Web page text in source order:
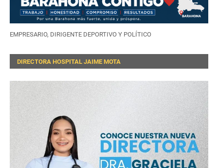
EMPRESARIO, DIRIGENTE DEPORTIVO Y POLÍTICO
DIRECTORA HOSPITAL JAIME MOTA